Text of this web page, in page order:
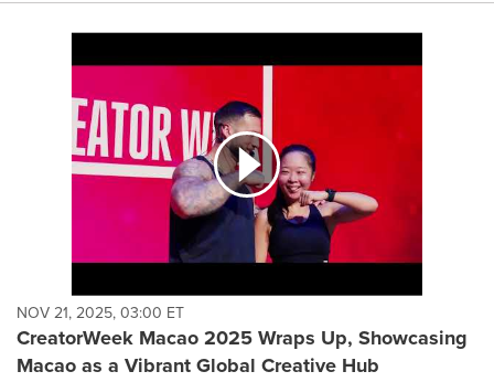
NOV 21, 2025, 03:00 ET
CreatorWeek Macao 2025 Wraps Up, Showcasing
Macao as a Vibrant Global Creative Hub